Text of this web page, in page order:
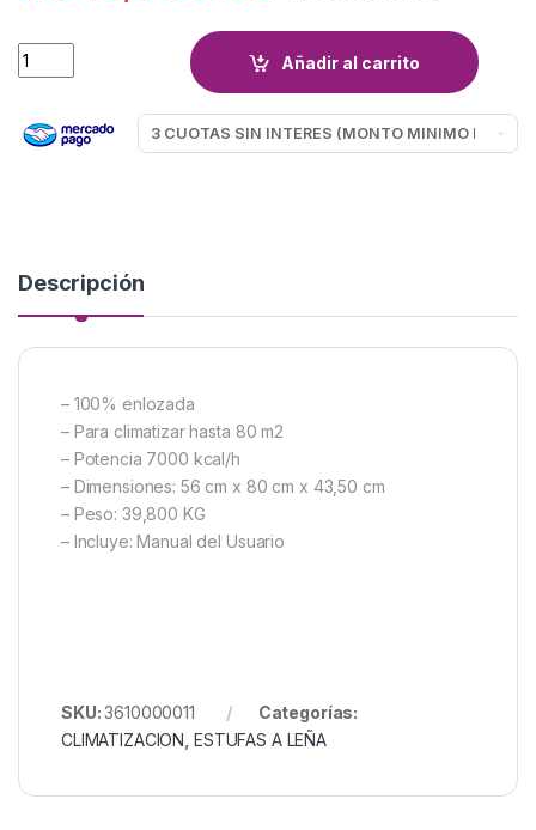
SALAMANDRA CAMBELL ETNA 7000 quantity
Añadir al carrito
Descripción
– 100% enlozada
– Para climatizar hasta 80 m2
– Potencia 7000 kcal/h
– Dimensiones: 56 cm x 80 cm x 43,50 cm
– Peso: 39,800 KG
– Incluye: Manual del Usuario
SKU:3610000011
Categorías:
CLIMATIZACION ESTUFAS A LEÑA